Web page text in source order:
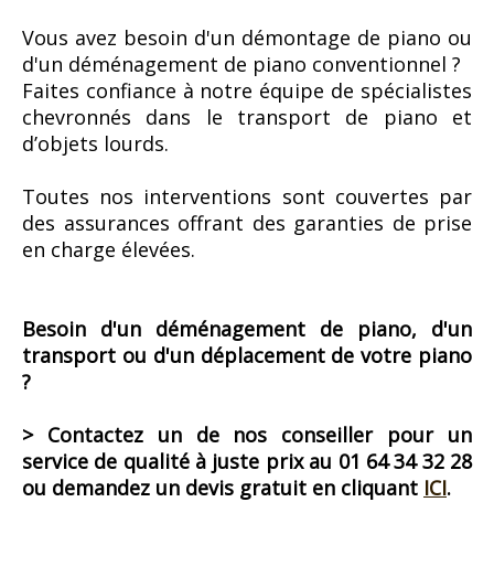
Vous avez besoin d'un démontage de piano ou
d'un déménagement de piano conventionnel ?
Faites confiance à notre équipe de spécialistes
chevronnés dans le transport de piano et
d’objets lourds.
Toutes nos interventions sont couvertes par
des assurances offrant des garanties de prise
en charge élevées.
Besoin d'un déménagement de piano, d'un
transport ou d'un déplacement de votre piano
?
> Contactez un de nos conseiller pour un
service de qualité à juste prix au 01 64 34 32 28
ou demandez un devis gratuit en cliquant ICI.